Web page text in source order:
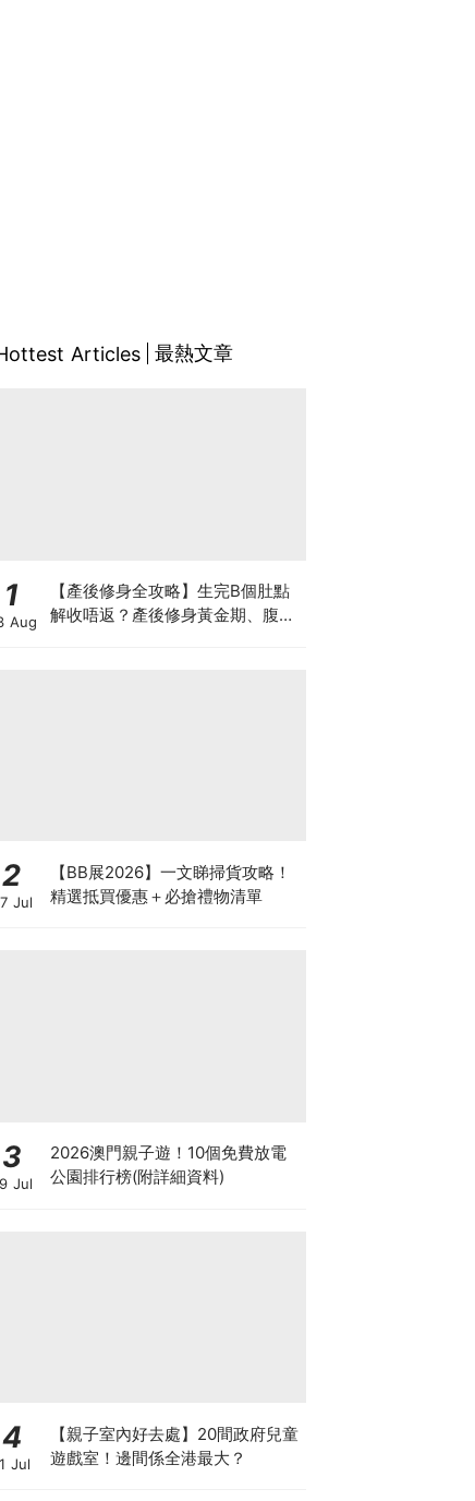
Articles 最熱文章
1
Aug
【產後修身全攻略】生完B個肚點
解收唔返？產後修身黃金期、腹直
2
Jul
【BB展2026】一文睇掃貨攻略！
精選抵買優惠＋必搶禮物清單
3
Jul
2026澳門親子遊！10個免費放電
公園排行榜(附詳細資料)
4
Jul
【親子室內好去處】20間政府兒童
遊戲室！邊間係全港最大？